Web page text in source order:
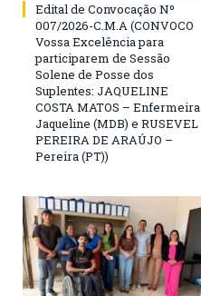
Edital de Convocação Nº
007/2026-C.M.A (CONVOCO
Vossa Excelência para
participarem de Sessão
Solene de Posse dos
Suplentes: JAQUELINE
COSTA MATOS – Enfermeira
Jaqueline (MDB) e RUSEVEL
PEREIRA DE ARAÚJO –
Pereira (PT))